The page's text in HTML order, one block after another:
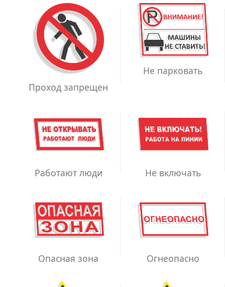
Проход запрещен
Не парковать
Работают люди Не включать
Опасная зона Огнеопасно